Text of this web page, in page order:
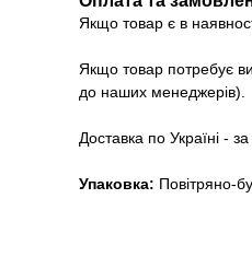
Якщо товар є в
Якщо товар потребує
до наших менеджерів).
Доставка по Україні -
Упаковка: Повітряно-